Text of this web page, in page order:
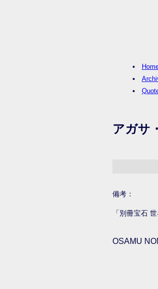
アガサ
備考：
「別冊宝石
OSAMU